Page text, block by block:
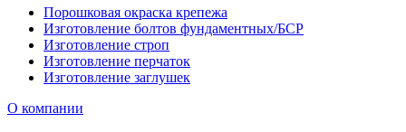
Порошковая окраска крепежа
Изготовление болтов фундаментных/БСР
Изготовление строп
Изготовление перчаток
Изготовление заглушек
О компании